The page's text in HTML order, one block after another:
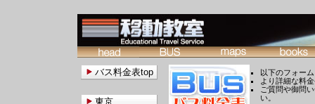
以下のフォー
より詳細な料
ご質問や御問
い。
バス料金表top
東京